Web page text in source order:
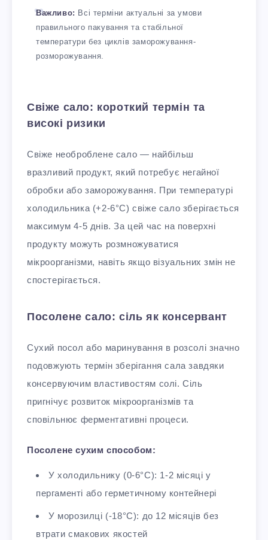
Важливо: Всі терміни актуальні за умови
правильного пакування та стабільної
температури без циклів заморожування-
розморожування.
Свіже сало: короткий термін та
високі ризики
Свіже необроблене сало — найбільш
вразливий продукт, який потребує негайної
обробки або заморожування. При температурі
холодильника (+2-6°C) свіже сало зберігається
максимум 4-5 днів. За цей час на поверхні
продукту можуть розмножуватися
мікроорганізми, навіть якщо візуальних змін не
спостерігається.
Посолене сало: сіль як консервант
Сухий посол або маринування в розсолі значно
подовжують термін зберігання сала завдяки
консервуючим властивостям солі. Сіль
пригнічує розвиток мікроорганізмів та
сповільнює ферментативні процеси.
Посолене сухим способом:
У холодильнику (0-6°C): 1-2 місяці у
пергаменті або герметичному контейнері
У морозилці (-18°C): до 12 місяців без
втрати смакових якостей